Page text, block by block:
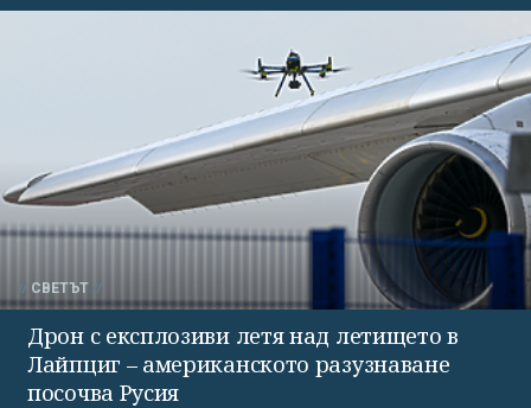
СВЕТЪТ
Дрон с експлозиви летя над летището в
Лайпциг – американското разузнаване
посочва Русия